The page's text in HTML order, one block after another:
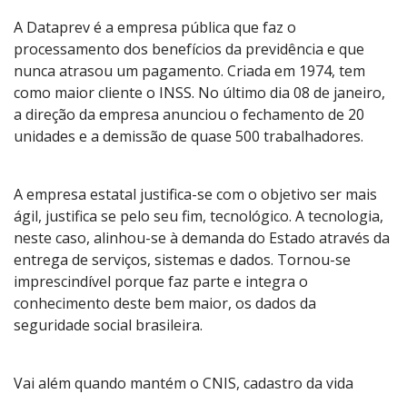
A Dataprev é a empresa pública que faz o
processamento dos benefícios da previdência e que
nunca atrasou um pagamento. Criada em 1974, tem
como maior cliente o INSS. No último dia 08 de janeiro,
a direção da empresa anunciou o fechamento de 20
unidades e a demissão de quase 500 trabalhadores.
A empresa estatal justifica-se com o objetivo ser mais
ágil, justifica se pelo seu fim, tecnológico. A tecnologia,
neste caso, alinhou-se à demanda do Estado através da
entrega de serviços, sistemas e dados. Tornou-se
imprescindível porque faz parte e integra o
conhecimento deste bem maior, os dados da
seguridade social brasileira.
Vai além quando mantém o CNIS, cadastro da vida